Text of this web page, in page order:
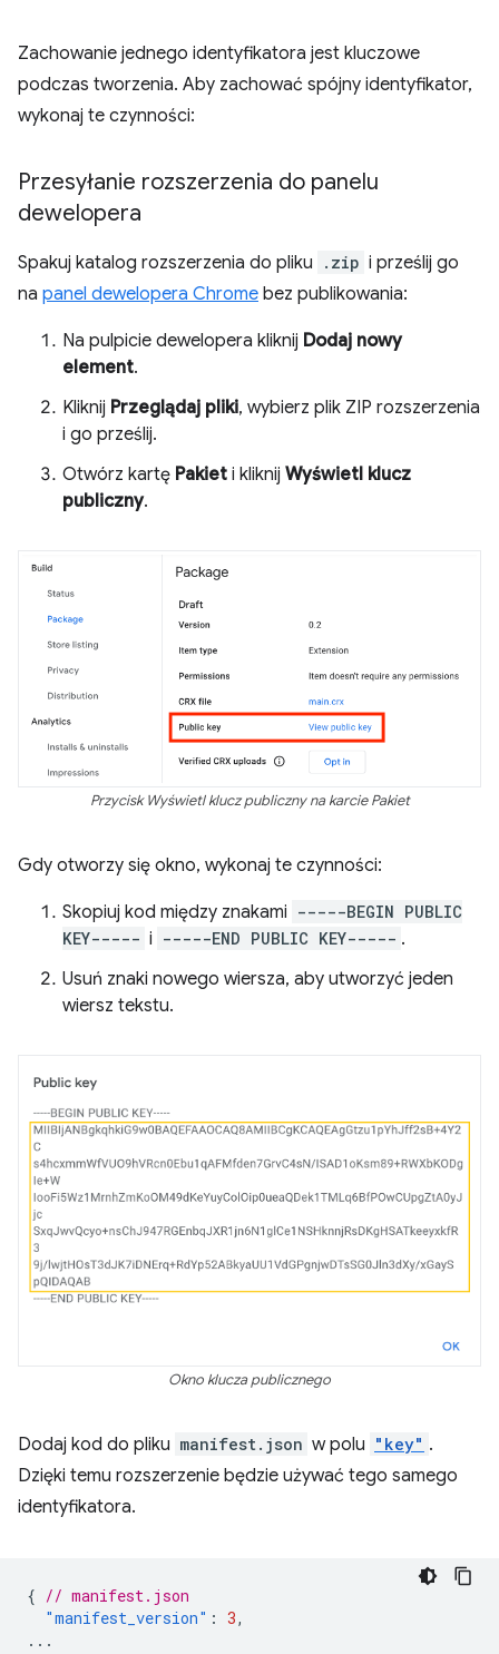
Zachowanie jednego identyfikatora jest kluczowe
podczas tworzenia. Aby zachować spójny identyfikator,
wykonaj te czynności:
Przesyłanie rozszerzenia do panelu
dewelopera
Spakuj katalog rozszerzenia do pliku .zip i prześlij go
na panel dewelopera Chrome bez publikowania:
Na pulpicie dewelopera kliknij Dodaj nowy
element.
Kliknij Przeglądaj pliki, wybierz plik ZIP rozszerzenia
i go prześlij.
Otwórz kartę Pakiet i kliknij Wyświetl klucz
publiczny.
Przycisk Wyświetl klucz publiczny na karcie Pakiet
Gdy otworzy się okno, wykonaj te czynności:
Skopiuj kod między znakami -----BEGIN PUBLIC
KEY----- i -----END PUBLIC KEY----- .
Usuń znaki nowego wiersza, aby utworzyć jeden
wiersz tekstu.
Okno klucza publicznego
Dodaj kod do pliku manifest.json w polu "key" .
Dzięki temu rozszerzenie będzie używać tego samego
identyfikatora.
{ // manifest.json
"manifest_version" : 3,
...